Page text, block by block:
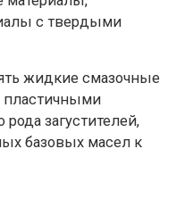
с твердыми
жидкие смазочные
пластичными
загустителей,
базовых масел к